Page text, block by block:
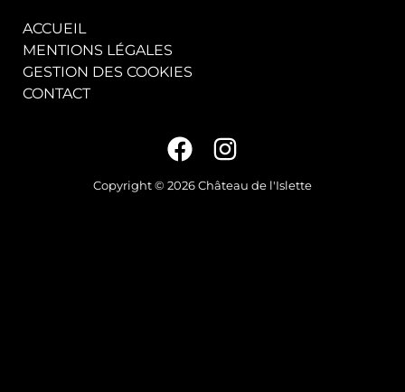
ACCUEIL
MENTIONS LÉGALES
GESTION DES COOKIES
CONTACT
Copyright © 2026 Château de l'Islette